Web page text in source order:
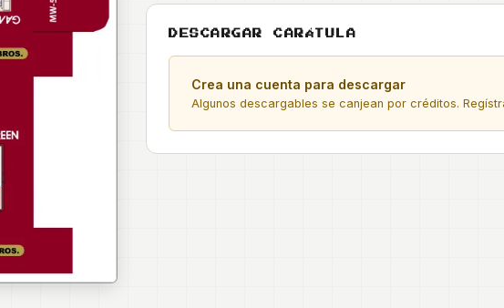
DESCARGAR CARÁTULA
Crea una cuenta para descargar
Algunos descargables se canjean por créditos.